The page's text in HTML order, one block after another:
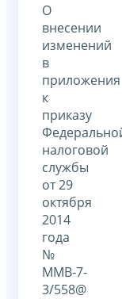
О
внесении
изменений
в
приложения
к
приказу
налоговой
службы
от 29
октября
2014
года
№
ММВ-7-
3/558@